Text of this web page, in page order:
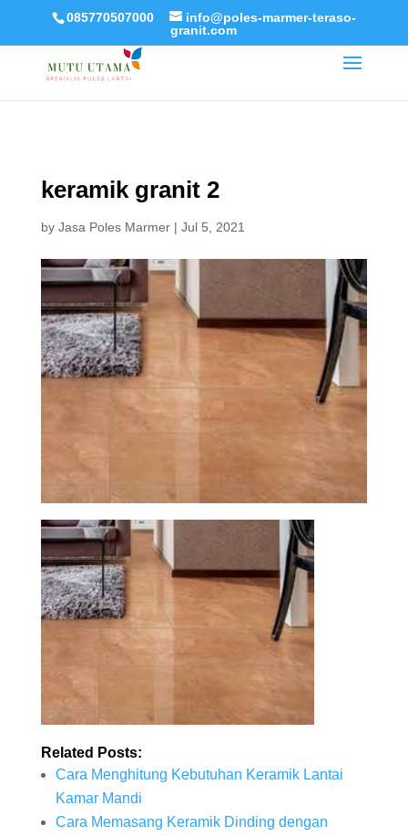
085770507000
info@poles-marmer-teraso-
granit.com
keramik granit 2
by Jasa Poles Marmer| Jul 5, 2021
Related Posts:
Cara Menghitung Kebutuhan Keramik Lantai
Kamar Mandi
Cara Memasang Keramik Dinding dengan